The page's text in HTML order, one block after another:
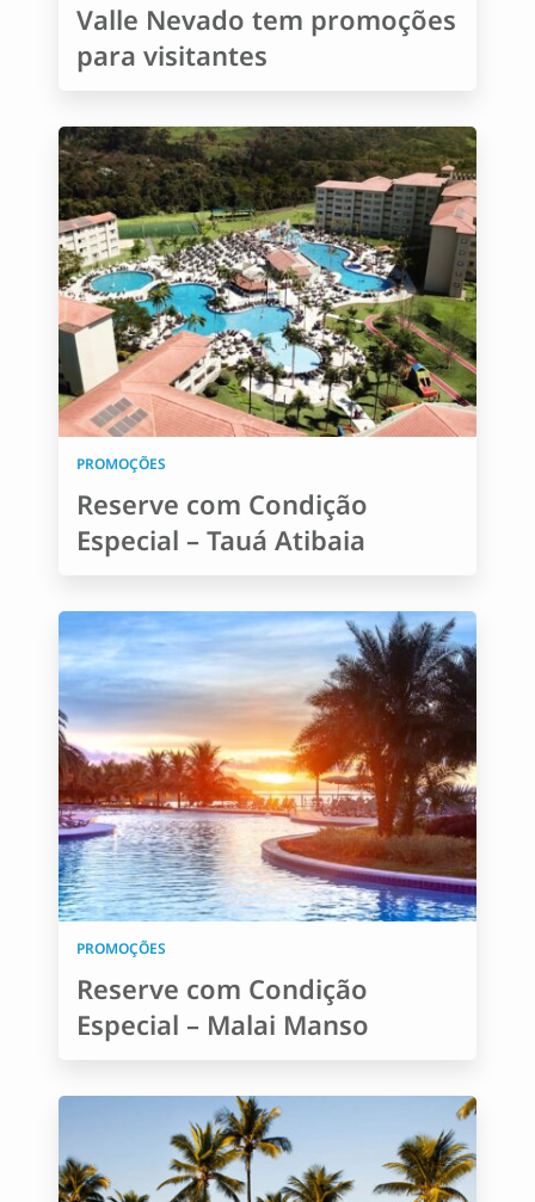
Valle Nevado tem promoções
para visitantes
PROMOÇÕES
Reserve com Condição
Especial – Tauá Atibaia
PROMOÇÕES
Reserve com Condição
Especial – Malai Manso